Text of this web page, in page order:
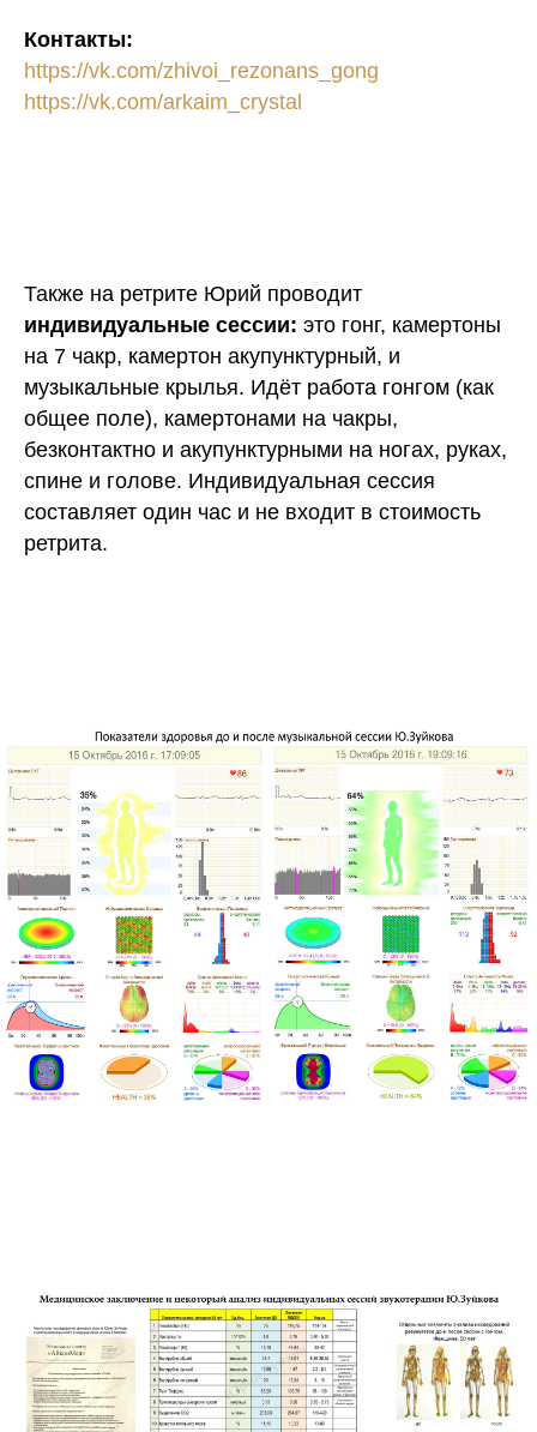
Контакты:
https://vk.com/zhivoi_rezonans_gong
https://vk.com/arkaim_crystal
Также на ретрите Юрий проводит
индивидуальные сессии: это гонг, камертоны
на 7 чакр, камертон акупунктурный, и
музыкальные крылья. Идёт работа гонгом (как
общее поле), камертонами на чакры,
безконтактно и акупунктурными на ногах, руках,
спине и голове. Индивидуальная сессия
составляет один час и не входит в стоимость
ретрита.